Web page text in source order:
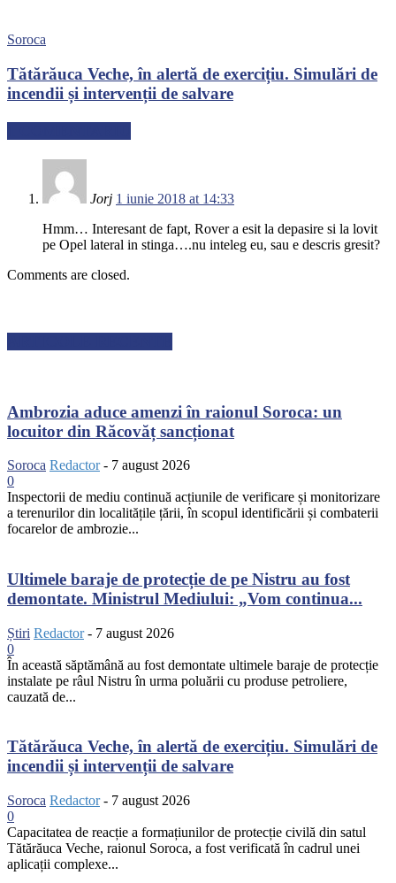
Soroca
Tătărăuca Veche, în alertă de exercițiu. Simulări de
incendii și intervenții de salvare
Jorj 1 iunie 2018 at 14:33
Hmm… Interesant de fapt, Rover a esit la depasire si la lovit
pe Opel lateral in stinga….nu inteleg eu, sau e descris gresit?
Comments are closed.
Ambrozia aduce amenzi în raionul Soroca: un
locuitor din Răcovăț sancționat
Soroca Redactor - 7 august 2026
0
Inspectorii de mediu continuă acțiunile de verificare și monitorizare
a terenurilor din localitățile țării, în scopul identificării și combaterii
focarelor de ambrozie...
Ultimele baraje de protecție de pe Nistru au fost
demontate. Ministrul Mediului: „Vom continua...
Știri Redactor - 7 august 2026
0
În această săptămână au fost demontate ultimele baraje de protecție
instalate pe râul Nistru în urma poluării cu produse petroliere,
cauzată de...
Tătărăuca Veche, în alertă de exercițiu. Simulări de
incendii și intervenții de salvare
Soroca Redactor - 7 august 2026
0
Capacitatea de reacție a formațiunilor de protecție civilă din satul
Tătărăuca Veche, raionul Soroca, a fost verificată în cadrul unei
aplicații complexe...